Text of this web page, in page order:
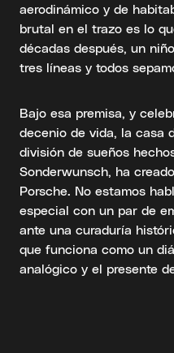
aerodinámico y de
brutal en el trazo es lo
décadas después, un
tres líneas y todos
Bajo esa premisa, y
decenio de vida, la casa
división de sueños
Sonderwunsch, ha
Porsche. No estamos
especial con un par de
ante una curaduría
que funciona como un
analógico y el presente